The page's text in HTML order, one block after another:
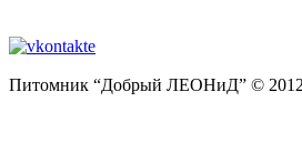
Питомник “Добрый ЛЕОНиД” ©